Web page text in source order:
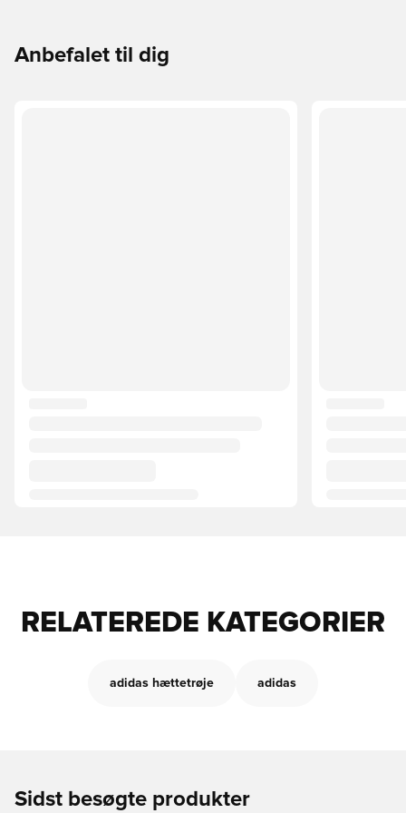
Anbefalet til dig
RELATEREDE KATEGORIER
adidas hættetrøje adidas
Sidst besøgte produkter